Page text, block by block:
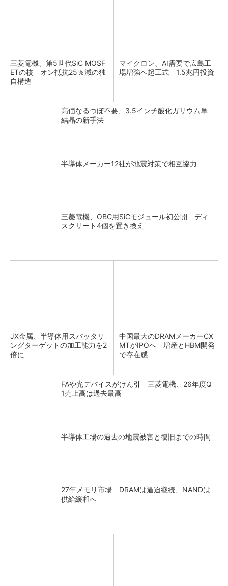
三菱電機、第5世代SiC MOSF
ETの核 オン抵抗25％減の独
自構造
マイクロン、AI需要で広島工
場増強へ起工式 1.5兆円投資
高価なるつぼ不要、3.5インチ酸化ガリウム単
結晶の新手法
半導体メーカー12社が地震対策で相互協力
三菱電機、OBC用SiCモジュール初公開 ディ
スクリート4個を置き換え
JX金属、半導体用スパッタリ
ングターゲットの加工能力を2
倍に
中国最大のDRAMメーカーCX
MTがIPOへ 増産とHBM開発
で存在感
FAや光デバイスがけん引 三菱電機、26年度Q
1売上高は過去最高
半導体工場の過去の地震被害と復旧までの時間
27年メモリ市場 DRAMは逼迫継続、NANDは
供給緩和へ